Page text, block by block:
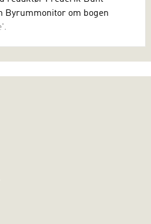
Byrummonitor om bogen